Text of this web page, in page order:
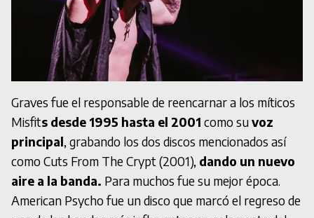
Graves fue el responsable de reencarnar a los míticos
Misfits desde 1995 hasta el 2001 como suvoz
principal, grabando los dos discos mencionados así
como Cuts From The Crypt (2001), dando un nuevo
aire a la banda. Para muchos fue su mejor época.
American Psycho fue un disco que marcó el regreso de